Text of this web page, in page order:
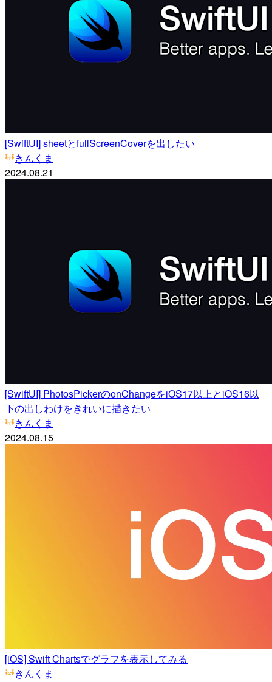
[SwiftUI] sheetとfullScreenCoverを出したい
きんくま
2024.08.21
[SwiftUI] PhotosPickerのonChangeをiOS17以上とiOS16以
下の出しわけをきれいに描きたい
きんくま
2024.08.15
[iOS] Swift Chartsでグラフを表示してみる
きんくま